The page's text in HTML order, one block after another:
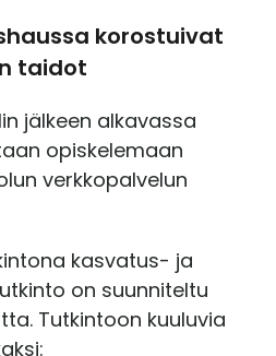
korostuivat
taidot
jälkeen alkavassa
opiskelemaan
verkkopalvelun
kasvatus- ja
on suunniteltu
Tutkintoon kuuluvia